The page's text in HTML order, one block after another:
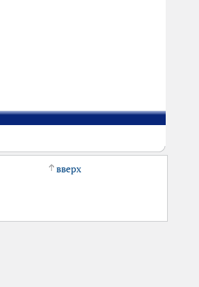
вверх